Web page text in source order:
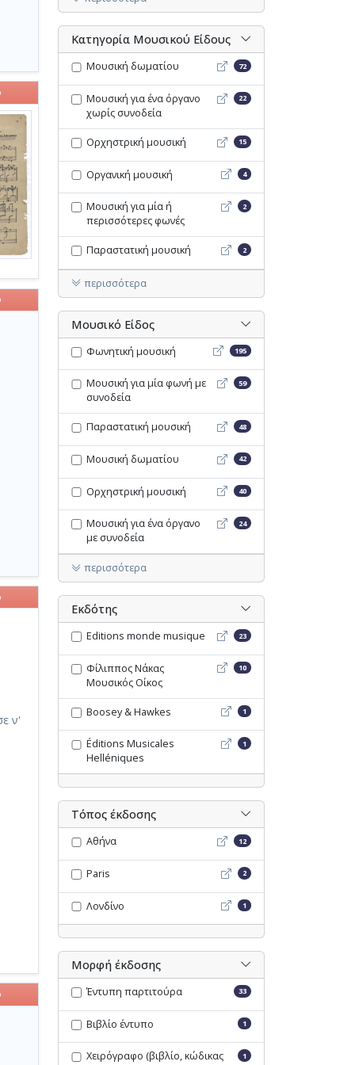
ν'
Κατηγορία Μουσικού Είδους
Μουσική δωματίου Μουσική δωματίου - Opac
72
Μουσική για ένα όργανο
χωρίς συνοδεία
Μουσική για ένα όργανο
22
Ορχηστρική μουσική Ορχηστρική μουσική -
15
Οργανική μουσική Οργανική μουσική - Opac
4
Μουσική για μία ή
περισσότερες φωνές
Μουσική για μία ή
2
Παραστατική μουσική Παραστατική μουσική -
2
περισσότερα
Μουσικό Είδος
Φωνητική μουσική Φωνητική μουσική - Opac
195
Μουσική για μία φωνή με
συνοδεία
Μουσική για μία φωνή με
59
Παραστατική μουσική Παραστατική μουσική -
48
Μουσική δωματίου Μουσική δωματίου - Opac
42
Ορχηστρική μουσική Ορχηστρική μουσική -
40
Μουσική για ένα όργανο
με συνοδεία
Μουσική για ένα όργανο
24
περισσότερα
Εκδότης
Editions monde musique Editions monde musique -
23
Φίλιππος Νάκας
Μουσικός Οίκος
Φίλιππος Νάκας Μουσικός
10
Boosey & Hawkes Boosey & Hawkes - Opac
1
Éditions Musicales
Helléniques
Éditions Musicales
1
Τόπος έκδοσης
Αθήνα Αθήνα - Opac
12
Paris Paris - Opac
2
Λονδίνο Λονδίνο - Opac
1
Μορφή έκδοσης
Έντυπη παρτιτούρα 33
Βιβλίο έντυπο 1
Χειρόγραφο (βιβλίο, κώδικας
1